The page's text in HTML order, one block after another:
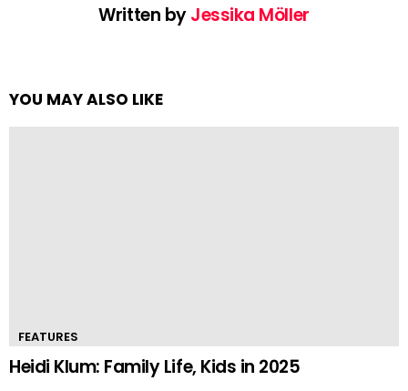
Written byJessika Möller
YOU MAY ALSO LIKE
FEATURES
Heidi Klum: Family Life, Kids in 2025